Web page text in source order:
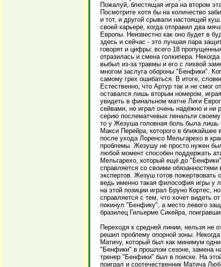
Пожалуй, блестящая игра на втором
Посмотрите хотя бы на количество
и тот, и другой срывали настоящий
своей карьере, когда отправил два
Европы. Неизвестно как оно будет в
здесь и сейчас - это лучшая пара
говорят и цифры: всего 18
отразилась и смена голкипера.
выбыл из-за травмы и его с лихвой
многом заслуга обороны "Бенфики".
самому грех ошибаться. В итоге,
Естественно, что Артур так и не смог
оставался лишь вторым номером,
увидеть в финальном матче Лиги
сейвами, но играл очень надёжно и ни
серию послематчевых пенальти
то у Жезуша головная боль была лишь
Макси Перейра, которого в ближайшее
после ухода Лоренсо Мельгарехо в
проблемы. Жезушу не просто нужен
любой момент способен поддержать
Мельгарехо, который ещё до
справляется со своими
экспертов. Жезуш готов
ведь именно такая философия игры у
на этой позиции играл Бруно Кортес,
справляется с тем, что хочет видеть
покинул "Бенфику", а место левого
бразилец Гильерме Сикейра,
Переходя к средней линии, нельзя не
решил проблему опорной зоны.
Матичу, который был как минимум
"Бенфики" в прошлом сезоне, замена
тренер "Бенфики" был в поиске. На
поиграл и соотечественник Матича